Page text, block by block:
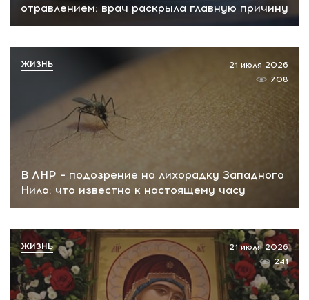
отравлением: врач раскрыла главную причину
В ЛНР – подозрение на лихорадку Западного
Нила: что известно к настоящему часу
21 июля 2026
708
ЖИЗНЬ
21 июля 2026
241
ЖИЗНЬ